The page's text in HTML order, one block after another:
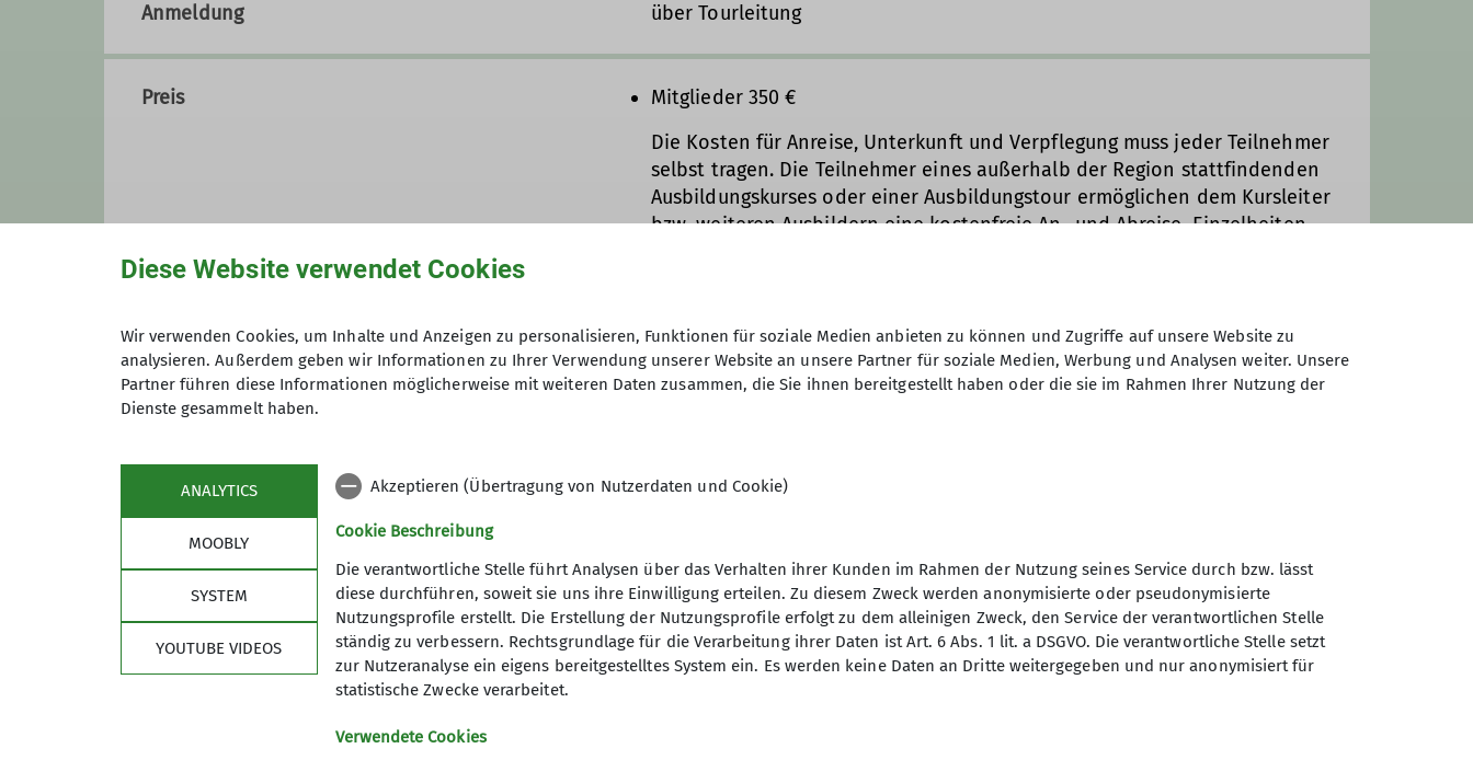
Qualifikationen
Trainer*in B Alpinklettern
Anmeldung über Tourleitung
Preis
Mitglieder 350 €
Die Kosten für Anreise, Unterkunft und Verpflegung muss jeder Teilnehmer
selbst tragen. Die Teilnehmer eines außerhalb der Region stattfindenden
Ausbildungskurses oder einer Ausbildungstour ermöglichen dem Kursleiter
bzw. weiteren Ausbildern eine kostenfreie An- und Abreise. Einzelheiten
Maximale Teilnehmeranzahl 3
Sektion
Mitglied werden
Links
Hustley Klettererlaubnis
Eifelblock Trier
Sektion Trier des Deutschen
Alpenvereins e.V.
Gerty-Spies-Str. 5
Diese Website verwendet Cookies
Wir verwenden Cookies, um Inhalte und Anzeigen zu personalisieren, Funktionen für soziale Medien anbieten zu können und Zugriffe auf unsere Website zu
analysieren. Außerdem geben wir Informationen zu Ihrer Verwendung unserer Website an unsere Partner für soziale Medien, Werbung und Analysen weiter. Unsere
Partner führen diese Informationen möglicherweise mit weiteren Daten zusammen, die Sie ihnen bereitgestellt haben oder die sie im Rahmen Ihrer Nutzung der
Dienste gesammelt haben.
ANALYTICS
MOOBLY
SYSTEM
YOUTUBE VIDEOS
Akzeptieren (Übertragung von Nutzerdaten und Cookie)
Cookie Beschreibung
Die verantwortliche Stelle führt Analysen über das Verhalten ihrer Kunden im Rahmen der Nutzung seines Service durch bzw. lässt
diese durchführen, soweit sie uns ihre Einwilligung erteilen. Zu diesem Zweck werden anonymisierte oder pseudonymisierte
Nutzungsprofile erstellt. Die Erstellung der Nutzungsprofile erfolgt zu dem alleinigen Zweck, den Service der verantwortlichen Stelle
ständig zu verbessern. Rechtsgrundlage für die Verarbeitung ihrer Daten ist Art. 6 Abs. 1 lit. a DSGVO. Die verantwortliche Stelle setzt
zur Nutzeranalyse ein eigens bereitgestelltes System ein. Es werden keine Daten an Dritte weitergegeben und nur anonymisiert für
statistische Zwecke verarbeitet.
Verwendete Cookies